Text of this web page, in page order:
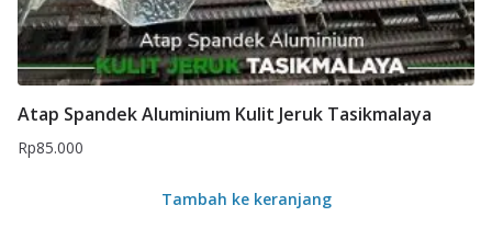
Atap Spandek Aluminium Kulit Jeruk Tasikmalaya
Rp85.000
Tambah ke keranjang